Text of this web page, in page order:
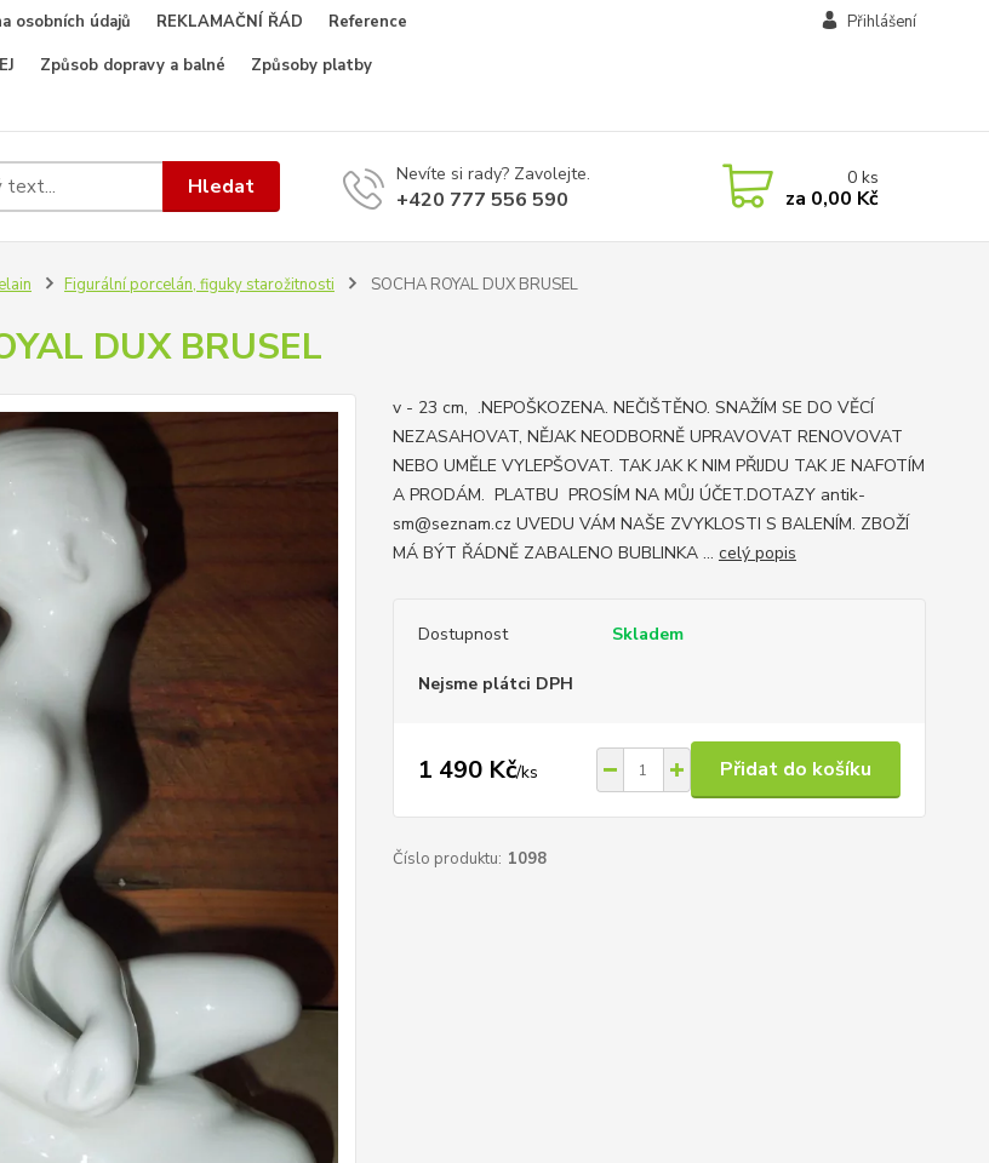
osobních údajů REKLAMAČNÍ ŘÁD
Reference
Způsob dopravy a balné
Způsoby platby
Přihlášení
Hledat Nevíte si rady? Zavolejte.
+420 777 556 590
0ks
za 0,00 Kč
Figurální porcelán, figuky starožitnosti SOCHA ROYAL DUX BRUSEL
DUX BRUSEL
v - 23 cm, .NEPOŠKOZENA. NEČIŠTĚNO. SNAŽÍM SE DO VĚCÍ
NEZASAHOVAT, NĚJAK NEODBORNĚ UPRAVOVAT RENOVOVAT
NEBO UMĚLE VYLEPŠOVAT. TAK JAK K NIM PŘIJDU TAK JE NAFOTÍM
A PRODÁM. PLATBU PROSÍM NA MŮJ ÚČET.DOTAZY antik-
sm@seznam.cz UVEDU VÁM NAŠE ZVYKLOSTI S BALENÍM. ZBOŽÍ
MÁ BÝT ŘÁDNĚ ZABALENO BUBLINKA ... celý popis
Dostupnost Skladem
Nejsme plátci DPH
1 490 Kč/ks Přidat do košíku
Číslo produktu: 1098